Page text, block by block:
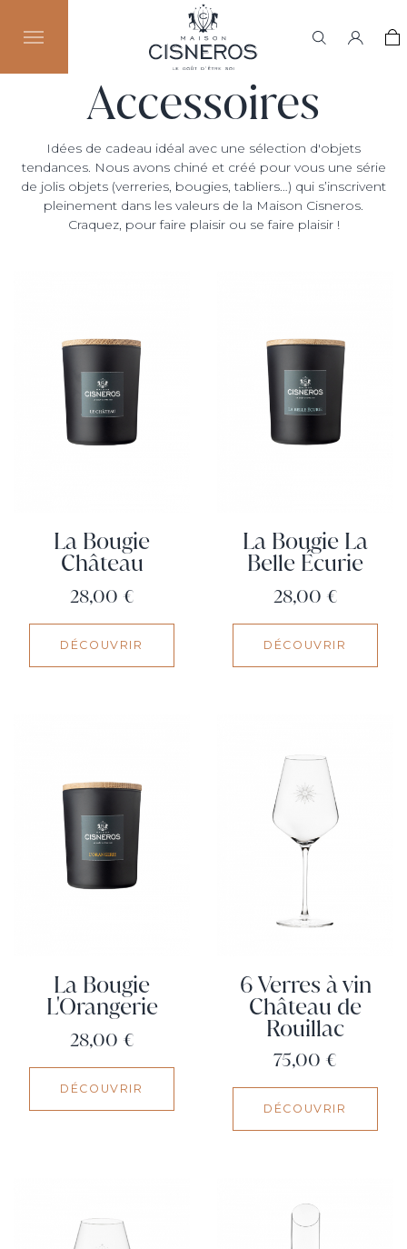
Accessoires
Idées de cadeau idéal avec une sélection d'objets
tendances. Nous avons chiné et créé pour vous une série
de jolis objets (verreries, bougies, tabliers…) qui s’inscrivent
pleinement dans les valeurs de la Maison Cisneros.
Craquez, pour faire plaisir ou se faire plaisir !
La Bougie
Château
Prix
28,00 €
DÉCOUVRIR
La Bougie La
Belle Écurie
Prix
28,00 €
DÉCOUVRIR
La Bougie
L'Orangerie
Prix
28,00 €
DÉCOUVRIR
6 Verres à vin
Château de
Rouillac
Prix
75,00 €
DÉCOUVRIR